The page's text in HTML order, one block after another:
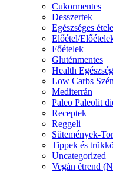
Cukormentes
Desszertek
Egészséges
Előétel/
Főételek
Gluténmentes
Health Egészség
Low Carbs
Mediterrán
Paleo Paleolit
Receptek
Reggeli
Sütemények-
Tippek és
Uncategorized
Vegán étrend